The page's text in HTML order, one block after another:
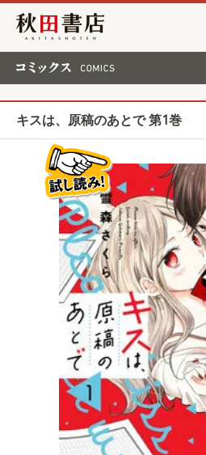
秋田書店
キスは、原稿のあとで 第1巻